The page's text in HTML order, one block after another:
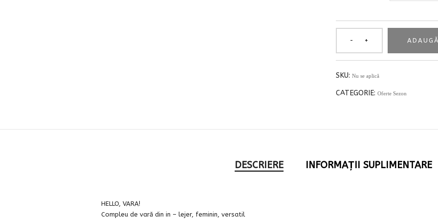
SKU: Nu se aplică
CATEGORIE: Oferte Sezon
DESCRIERE INFORMAȚII SUPLIMENTARE
HELLO, VARA!
Compleu de vară din in – lejer, feminin, versatil